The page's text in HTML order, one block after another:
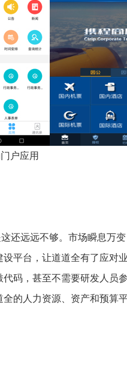
户应用
还远远不够。市场瞬息万
平台，让道道全有了应对
码，甚至不需要研发人员
的人力资源、资产和预算